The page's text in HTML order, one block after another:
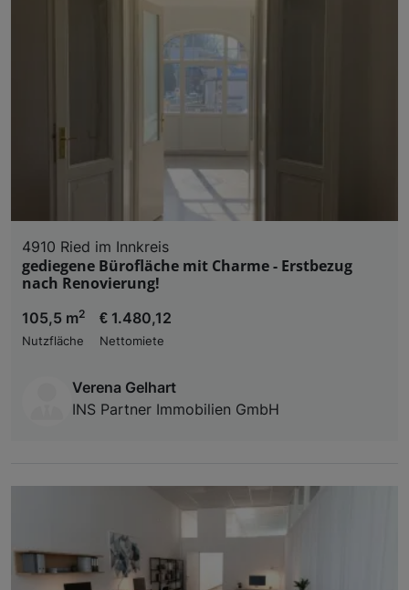
4910 Ried im Innkreis
gediegene Bürofläche mit Charme - Erstbezug
nach Renovierung!
105,5 m2
Nutzfläche
€ 1.480,12
Nettomiete
Verena Gelhart
INS Partner Immobilien GmbH